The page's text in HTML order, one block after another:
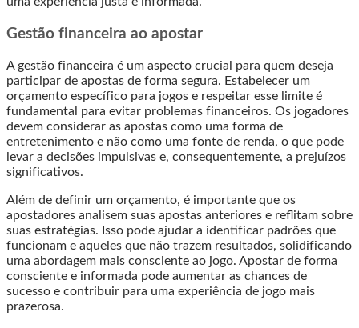
Gestão financeira ao apostar
A gestão financeira é um aspecto crucial para quem deseja
participar de apostas de forma segura. Estabelecer um
orçamento específico para jogos e respeitar esse limite é
fundamental para evitar problemas financeiros. Os jogadores
devem considerar as apostas como uma forma de
entretenimento e não como uma fonte de renda, o que pode
levar a decisões impulsivas e, consequentemente, a prejuízos
significativos.
Além de definir um orçamento, é importante que os
apostadores analisem suas apostas anteriores e reflitam sobre
suas estratégias. Isso pode ajudar a identificar padrões que
funcionam e aqueles que não trazem resultados, solidificando
uma abordagem mais consciente ao jogo. Apostar de forma
consciente e informada pode aumentar as chances de
sucesso e contribuir para uma experiência de jogo mais
prazerosa.